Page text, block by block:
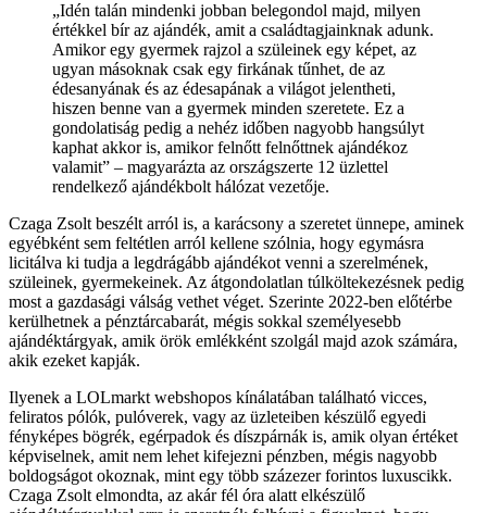
„Idén talán mindenki jobban belegondol majd, milyen
értékkel bír az ajándék, amit a családtagjainknak adunk.
Amikor egy gyermek rajzol a szüleinek egy képet, az
ugyan másoknak csak egy firkának tűnhet, de az
édesanyának és az édesapának a világot jelentheti,
hiszen benne van a gyermek minden szeretete. Ez a
gondolatiság pedig a nehéz időben nagyobb hangsúlyt
kaphat akkor is, amikor felnőtt felnőttnek ajándékoz
valamit” – magyarázta az országszerte 12 üzlettel
rendelkező ajándékbolt hálózat vezetője.
Czaga Zsolt beszélt arról is, a karácsony a szeretet ünnepe, aminek
egyébként sem feltétlen arról kellene szólnia, hogy egymásra
licitálva ki tudja a legdrágább ajándékot venni a szerelmének,
szüleinek, gyermekeinek. Az átgondolatlan túlköltekezésnek pedig
most a gazdasági válság vethet véget. Szerinte 2022-ben előtérbe
kerülhetnek a pénztárcabarát, mégis sokkal személyesebb
ajándéktárgyak, amik örök emlékként szolgál majd azok számára,
akik ezeket kapják.
Ilyenek a LOLmarkt webshopos kínálatában található vicces,
feliratos pólók, pulóverek, vagy az üzleteiben készülő egyedi
fényképes bögrék, egérpadok és díszpárnák is, amik olyan értéket
képviselnek, amit nem lehet kifejezni pénzben, mégis nagyobb
boldogságot okoznak, mint egy több százezer forintos luxuscikk.
Czaga Zsolt elmondta, az akár fél óra alatt elkészülő